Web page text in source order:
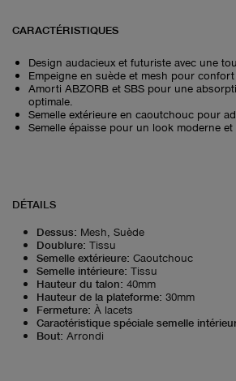
CARACTÉRISTIQUES
Design audacieux et futuriste avec une
Empeigne en suède et mesh pour confort
Amorti ABZORB et SBS pour une
optimale.
Semelle extérieure en caoutchouc pour
Semelle épaisse pour un look moderne
DÉTAILS
Dessus: Mesh, Suède
Doublure: Tissu
Semelle extérieure: Caoutchouc
Semelle intérieure: Tissu
Hauteur du talon: 40mm
Hauteur de la plateforme: 30mm
Fermeture: À lacets
Caractéristique spéciale semelle
Bout: Arrondi